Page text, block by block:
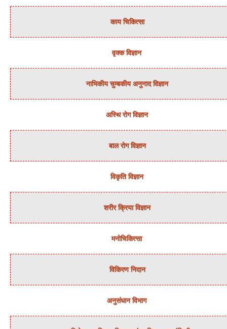
काय चिकित्‍सा
वृक्‍क विज्ञान
नाभिकीय चुम्‍बकीय अनुनाद विज्ञान
अस्थि रोग विज्ञान
बाल रोग विज्ञान
विकृति विज्ञान
शरीर क्रिया विज्ञान
मनोचिकित्‍सा
विकिरण निदान
अनुसंधान विभाग